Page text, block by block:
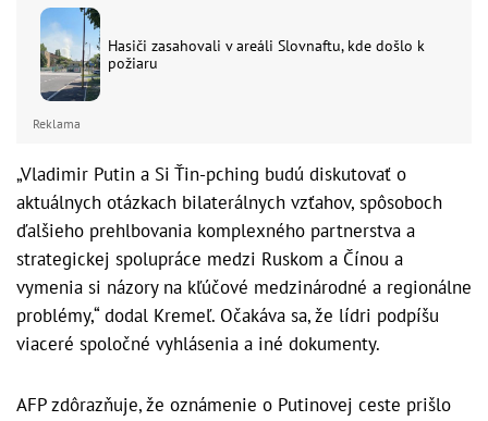
Hasiči zasahovali v areáli Slovnaftu, kde došlo k
požiaru
Reklama
„Vladimir Putin a Si Ťin-pching budú diskutovať o
aktuálnych otázkach bilaterálnych vzťahov, spôsoboch
ďalšieho prehlbovania komplexného partnerstva a
strategickej spolupráce medzi Ruskom a Čínou a
vymenia si názory na kľúčové medzinárodné a regionálne
problémy,“ dodal Kremeľ. Očakáva sa, že lídri podpíšu
viaceré spoločné vyhlásenia a iné dokumenty.
AFP zdôrazňuje, že oznámenie o Putinovej ceste prišlo